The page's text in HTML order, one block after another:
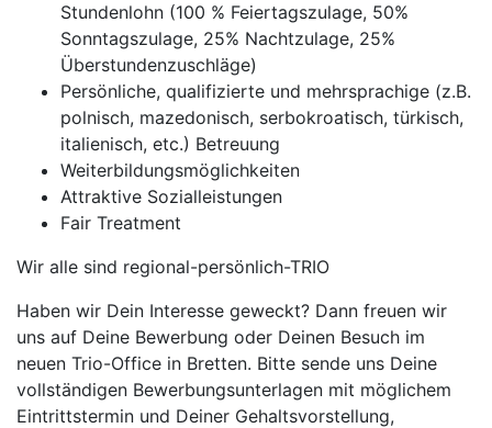
Stundenlohn (100 % Feiertagszulage, 50%
Sonntagszulage, 25% Nachtzulage, 25%
Überstundenzuschläge)
Persönliche, qualifizierte und mehrsprachige (z.B.
polnisch, mazedonisch, serbokroatisch, türkisch,
italienisch, etc.) Betreuung
Weiterbildungsmöglichkeiten
Attraktive Sozialleistungen
Fair Treatment
Wir alle sind regional-persönlich-TRIO
Haben wir Dein Interesse geweckt? Dann freuen wir
uns auf Deine Bewerbung oder Deinen Besuch im
neuen Trio-Office in Bretten. Bitte sende uns Deine
vollständigen Bewerbungsunterlagen mit möglichem
Eintrittstermin und Deiner Gehaltsvorstellung,